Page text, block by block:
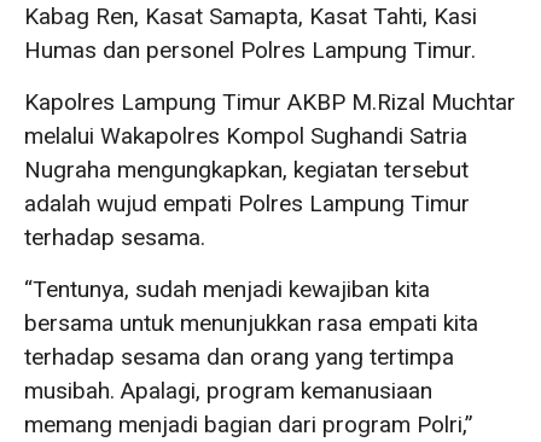
Kabag Ren, Kasat Samapta, Kasat Tahti, Kasi
Humas dan personel Polres Lampung Timur.
Kapolres Lampung Timur AKBP M.Rizal Muchtar
melalui Wakapolres Kompol Sughandi Satria
Nugraha mengungkapkan, kegiatan tersebut
adalah wujud empati Polres Lampung Timur
terhadap sesama.
“Tentunya, sudah menjadi kewajiban kita
bersama untuk menunjukkan rasa empati kita
terhadap sesama dan orang yang tertimpa
musibah. Apalagi, program kemanusiaan
memang menjadi bagian dari program Polri,”